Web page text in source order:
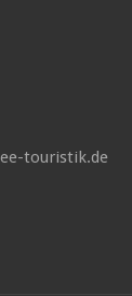
touristik.de